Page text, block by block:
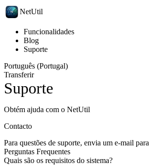
NetUtil
Funcionalidades
Blog
Suporte
Português (Portugal)
Transferir
Suporte
Obtém ajuda com o NetUtil
Contacto
Para questões de suporte, envia um e-mail para
Perguntas Frequentes
Quais são os requisitos do sistema?